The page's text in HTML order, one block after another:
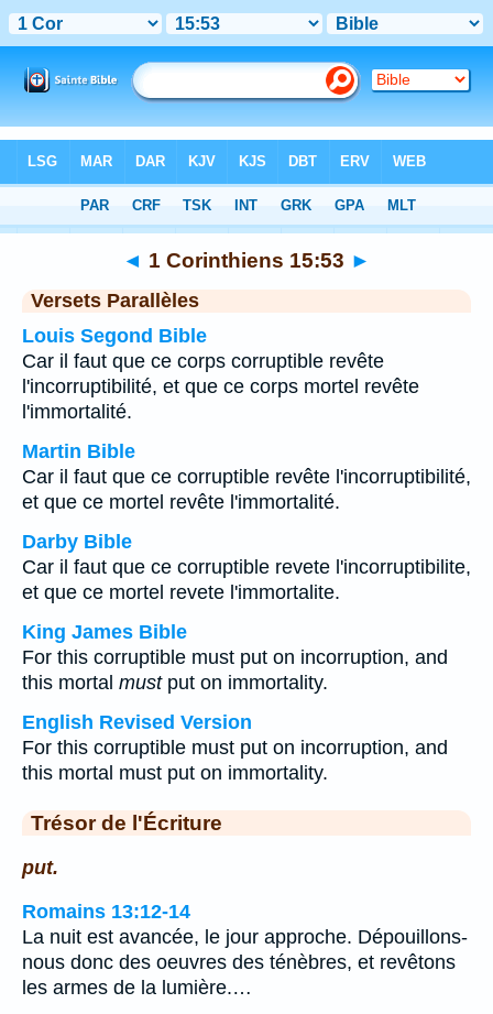
> Chapitre 15 > Verset 53
◄ 1 Corinthiens 15:53 ►
Versets Parallèles
Louis Segond Bible
Car il faut que ce corps corruptible revête
l'incorruptibilité, et que ce corps mortel revête
l'immortalité.
Martin Bible
Car il faut que ce corruptible revête l'incorruptibilité,
et que ce mortel revête l'immortalité.
Darby Bible
Car il faut que ce corruptible revete l'incorruptibilite,
et que ce mortel revete l'immortalite.
King James Bible
For this corruptible must put on incorruption, and
this mortal mustput on immortality.
English Revised Version
For this corruptible must put on incorruption, and
this mortal must put on immortality.
Trésor de l'Écriture
put.
Romains 13:12-14
La nuit est avancée, le jour approche. Dépouillons-
nous donc des oeuvres des ténèbres, et revêtons
les armes de la lumière.…